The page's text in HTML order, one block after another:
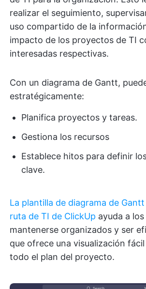
realizar el seguimiento,
uso compartido de la
impacto de los proyectos de TI
interesadas respectivas.
Con un diagrama de Gantt,
estratégicamente:
Planifica proyectos y tareas.
Gestiona los recursos
Establece hitos para definir
clave.
La plantilla de diagrama de
ruta de TI de ClickUp ayuda a
mantenerse organizados y ser
que ofrece una visualización
todo el plan del proyecto.